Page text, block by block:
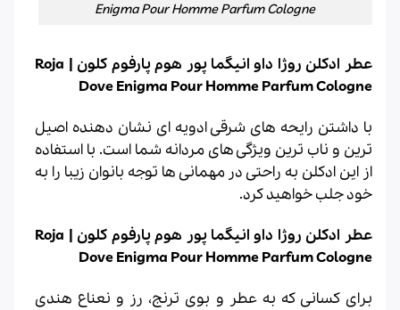
Enigma Pour Homme Parfum Cologne
عطر ادکلن روژا داو انیگما پور هوم پارفوم کلون | Roja
Dove Enigma Pour Homme Parfum Cologne
با داشتن رایحه های شرقی ادویه ای نشان دهنده اصیل
ترین و ناب ترین ویژگی های مردانه شما است. با استفاده
از این ادکلن به راحتی در مهمانی ها توجه بانوان زیبا را به
خود جلب خواهید کرد.
عطر ادکلن روژا داو انیگما پور هوم پارفوم کلون | Roja
Dove Enigma Pour Homme Parfum Cologne
برای کسانی که به عطر و بوی ترنج، رز و نعناع هندی